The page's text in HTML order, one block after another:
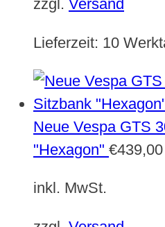
zzgl. Versand
Lieferzeit: 10
Neue Vespa GTS
"Hexagon" €439,00
inkl. MwSt.